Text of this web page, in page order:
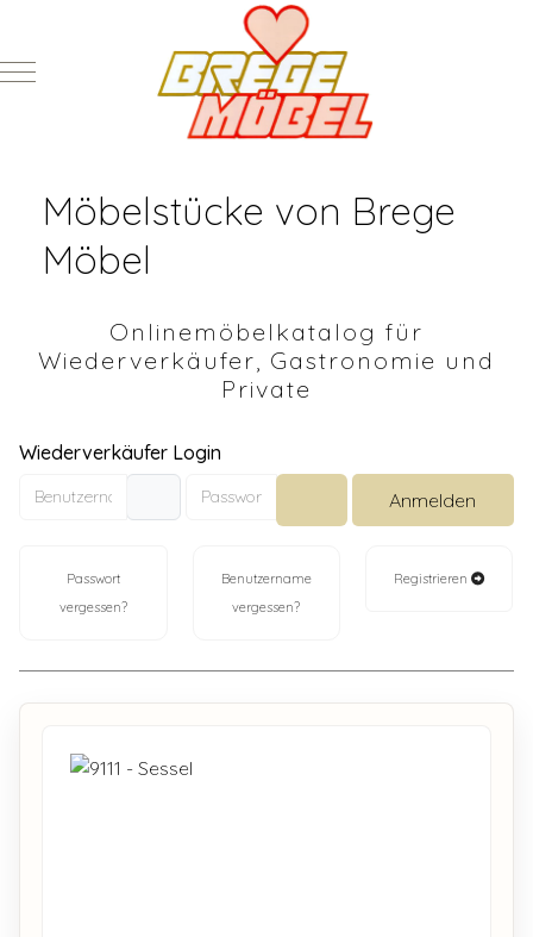
Mobile Menu Toggle
Möbelstücke von Brege
Möbel
Onlinemöbelkatalog für
Wiederverkäufer, Gastronomie und
Private
Wiederverkäufer Login
Benutzername
Passwort
Passwort anzeigen
Anmelden
Passwort
vergessen?
Benutzername
vergessen?
Registrieren